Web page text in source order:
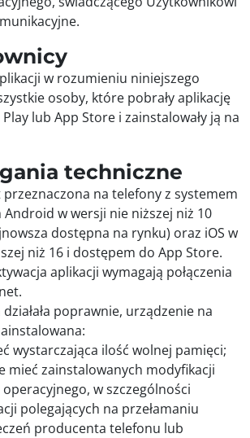
w rozumieniu niniejszego
osoby, które pobrały aplikację
lub App Store i zainstalowały ją na
techniczne
przeznaczona na telefony z systemem
w wersji nie niższej niż 10
dostępna na rynku) oraz iOS w
niż 16 i dostępem do App Store.
aplikacji wymagają połączenia
poprawnie, urządzenie na
wystarczająca ilość wolnej pamięci;
mieć zainstalowanych modyfikacji
w szczególności
polegających na przełamaniu
producenta telefonu lub